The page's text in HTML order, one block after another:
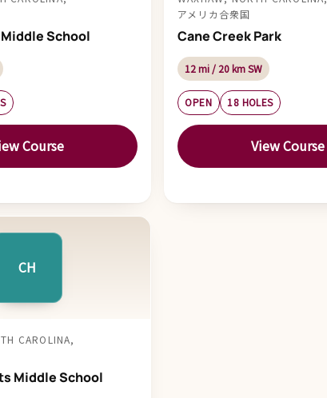
School
Course
アメリカ合衆国
Cane Creek Park
12 mi / 20 km SW
OPEN 18 HOLES
View Course
CH
CAROLINA,
Middle School